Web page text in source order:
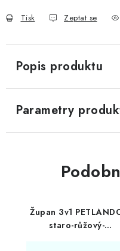
Tisk Zeptat se
Popis produktu
Parametry
Župan 3v1
staro-růžový-